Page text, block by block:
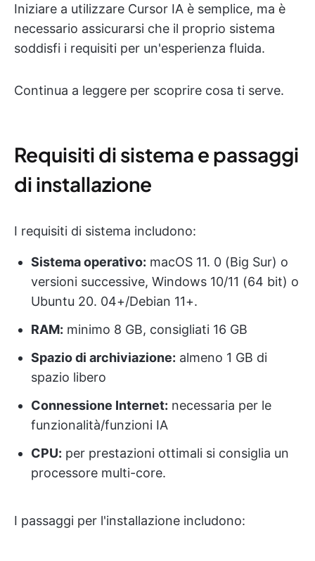
Iniziare a utilizzare Cursor IA è semplice, ma è
necessario assicurarsi che il proprio sistema
soddisfi i requisiti per un'esperienza fluida.
Continua a leggere per scoprire cosa ti serve.
Requisiti di sistema e passaggi
di installazione
I requisiti di sistema includono:
Sistema operativo: macOS 11. 0 (Big Sur) o
versioni successive, Windows 10/11 (64 bit) o
Ubuntu 20. 04+/Debian 11+.
RAM: minimo 8 GB, consigliati 16 GB
Spazio di archiviazione: almeno 1 GB di
spazio libero
Connessione Internet: necessaria per le
funzionalità/funzioni IA
CPU: per prestazioni ottimali si consiglia un
processore multi-core.
I passaggi per l'installazione includono: